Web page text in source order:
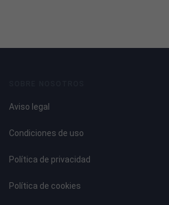
Aviso legal
Condiciones de uso
Política de privacidad
Política de cookies